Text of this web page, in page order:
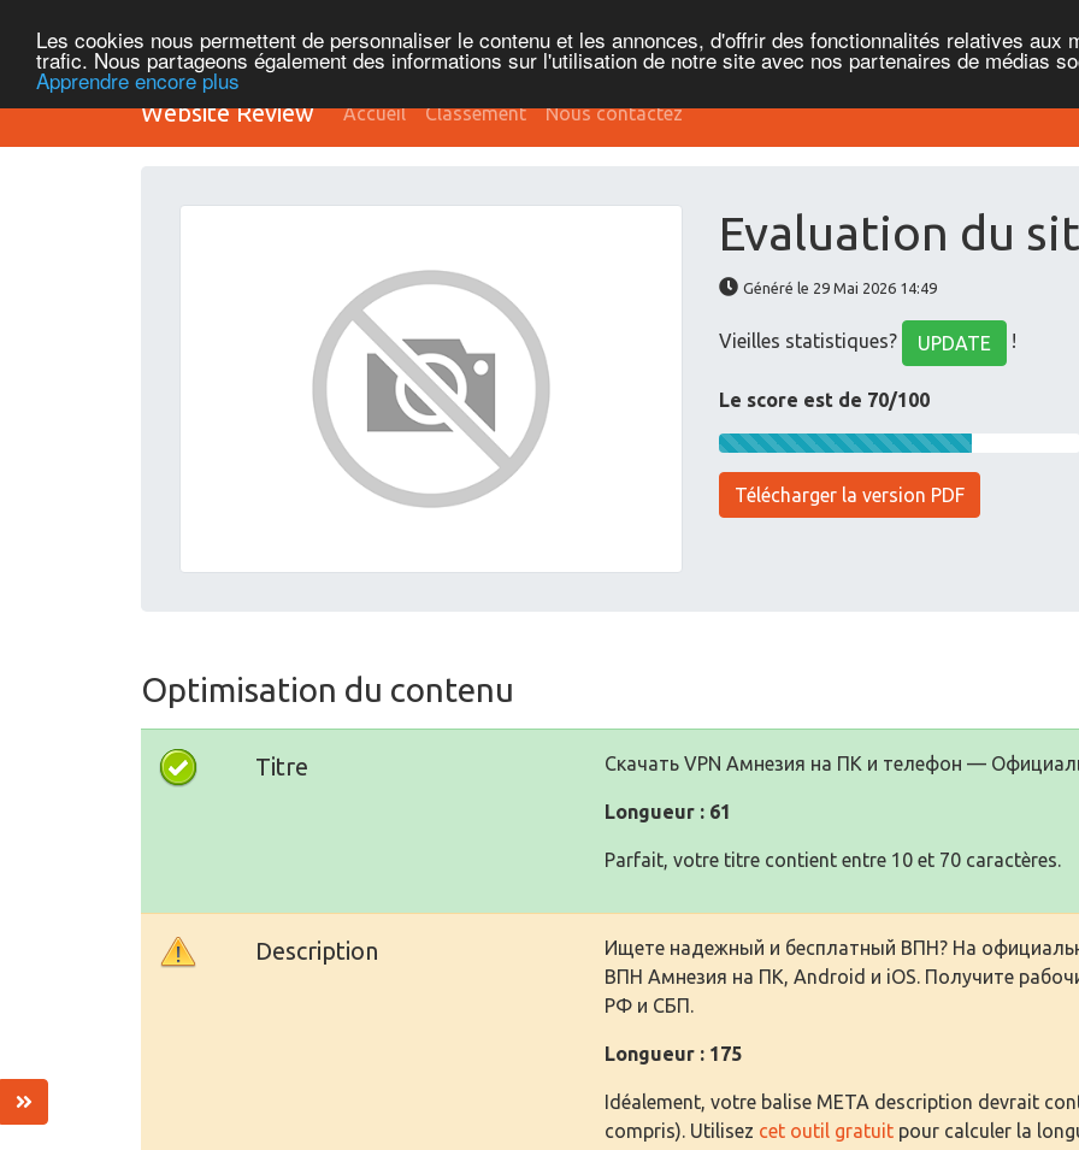
Les cookies nous permettent de personnaliser le contenu et les annonces, d'offrir des fonctionnalités relatives aux
trafic. Nous partageons également des informations sur l'utilisation de notre site avec nos partenaires de médias
Apprendre encore plus
Website Review Accueil Classement Nous contactez
Evaluation du
Généré le 29 Mai 2026 14:49
Vieilles statistiques? UPDATE !
Le score est de 70/100
Télécharger la version PDF
Optimisation du contenu
Titre Скачать VPN Амнезия на ПК и телефон —
Longueur : 61
Parfait, votre titre contient entre 10 et 70 caractères.
Description
Ищете надежный и бесплатный ВПН? На
ВПН Амнезия на ПК, Android и iOS. Получите
РФ и СБП.
Longueur : 175
Idéalement, votre balise META description devrait
compris). Utilisez cet outil gratuit pour calculer la